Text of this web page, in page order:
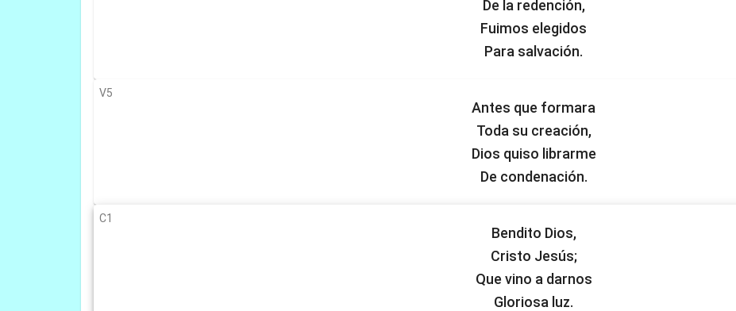
De la redención,
Fuimos elegidos
Para salvación.
V5
Antes que formara
Toda su creación,
Dios quiso librarme
De condenación.
C1
Bendito Dios,
Cristo Jesús;
Que vino a darnos
Gloriosa luz.